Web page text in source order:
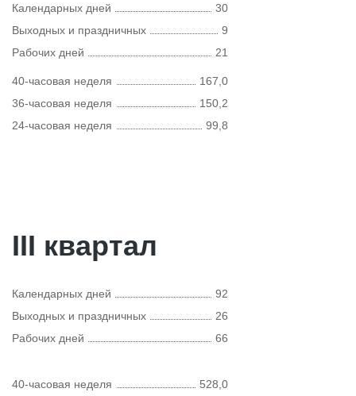
Календарных дней
30
Выходных и праздничных
9
Рабочих дней
21
40-часовая неделя
167,0
36-часовая неделя
150,2
24-часовая неделя
99,8
III квартал
Календарных дней
92
Выходных и праздничных
26
Рабочих дней
66
40-часовая неделя 528,0